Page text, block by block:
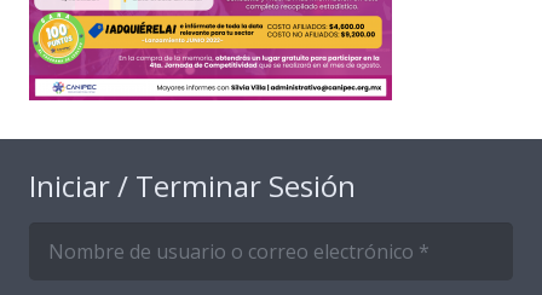
Iniciar / Terminar Sesión